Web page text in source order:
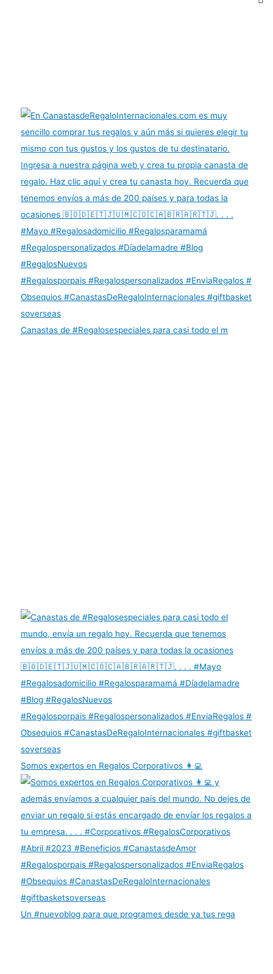
Canastas de #Regalosespeciales para casi todo el m
Somos expertos en Regalos Corporativos 👩‍💻
Un #nuevoblog para que programes desde ya tus rega